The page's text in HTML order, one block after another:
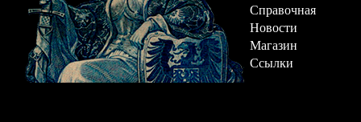
Справочная
Новости
Магазин
Ссылки